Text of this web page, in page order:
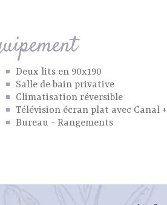
Deux lits en 90x190
Salle de bain privative
Climatisation réversible
Télévision écran plat avec Canal +
Bureau - Rangements